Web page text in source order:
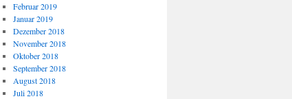
Februar 2019
Januar 2019
Dezember 2018
November 2018
Oktober 2018
September 2018
August 2018
Juli 2018